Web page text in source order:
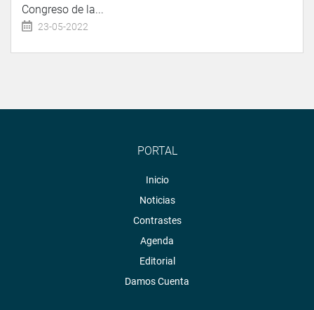
Congreso de la...
23-05-2022
PORTAL
Inicio
Noticias
Contrastes
Agenda
Editorial
Damos Cuenta